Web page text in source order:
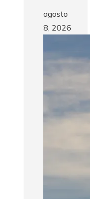
agosto
8, 2026